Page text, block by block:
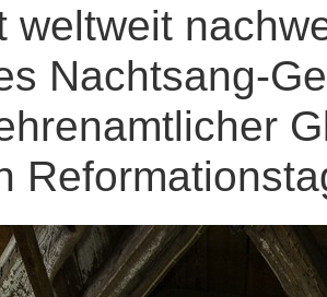
weltweit
Nachtsang-